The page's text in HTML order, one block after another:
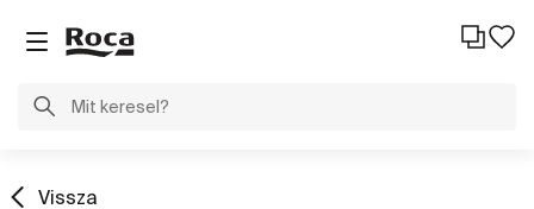
Vissza